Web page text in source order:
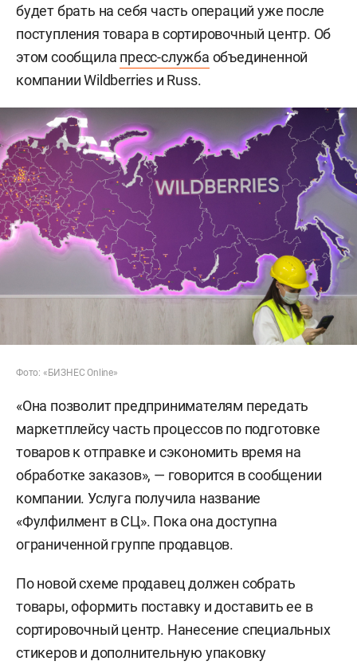
будет брать на себя часть операций уже после
поступления товара в сортировочный центр. Об
этом сообщила пресс-служба объединенной
компании Wildberries и Russ.
Фото: «БИЗНЕС Online»
«Она позволит предпринимателям передать
маркетплейсу часть процессов по подготовке
товаров к отправке и сэкономить время на
обработке заказов», — говорится в сообщении
компании. Услуга получила название
«Фулфилмент в СЦ». Пока она доступна
ограниченной группе продавцов.
По новой схеме продавец должен собрать
товары, оформить поставку и доставить ее в
сортировочный центр. Нанесение специальных
стикеров и дополнительную упаковку